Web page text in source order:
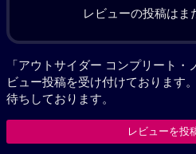
レビューの投稿はま
「アウトサイダー コンプリート
ビュー投稿を受け付けております
待ちしております。
レビューを投